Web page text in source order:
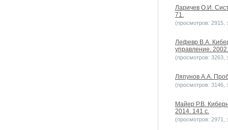
Ларичев О.И.
71.
(просмотров: 2915,
Лефевр В.А.
управление.
(просмотров: 3263,
Ляпунов А.А.
(просмотров: 3146,
Майер Р.В.
2014. 141 c.
(просмотров: 2971,